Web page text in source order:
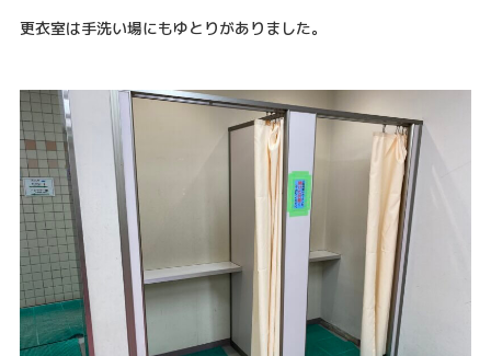
更衣室は手洗い場にもゆとりがありました。